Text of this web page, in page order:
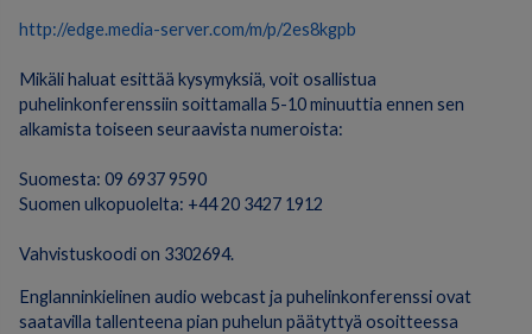
http://edge.media-server.com/m/p/2es8kgpb
Mikäli haluat esittää kysymyksiä, voit osallistua
puhelinkonferenssiin soittamalla 5-10 minuuttia ennen sen
alkamista toiseen seuraavista numeroista:
Suomesta: 09 6937 9590
Suomen ulkopuolelta: +44 20 3427 1912
Vahvistuskoodi on 3302694.
Englanninkielinen audio webcast ja puhelinkonferenssi ovat
saatavilla tallenteena pian puhelun päätyttyä osoitteessa